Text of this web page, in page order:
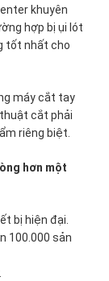
khuyên
hợp bị ụi lót
tốt nhất cho
máy cắt tay
cắt phải
riêng biệt.
hơn một
bị hiện đại.
100.000 sản